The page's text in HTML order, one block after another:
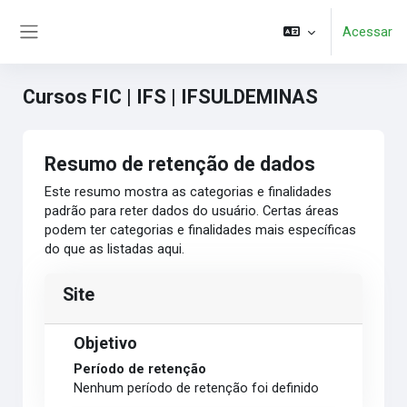
Acessar
Cursos FIC | IFS | IFSULDEMINAS
Resumo de retenção de dados
Este resumo mostra as categorias e finalidades
padrão para reter dados do usuário. Certas áreas
podem ter categorias e finalidades mais específicas
do que as listadas aqui.
Site
Objetivo
Período de retenção
Nenhum período de retenção foi definido